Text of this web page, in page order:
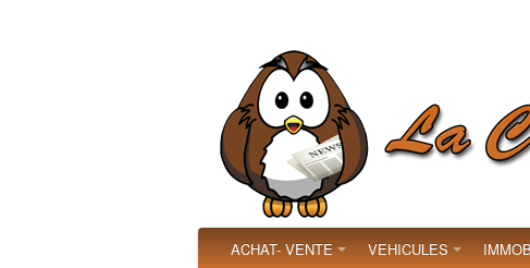
ACHAT- VENTE VEHICULES